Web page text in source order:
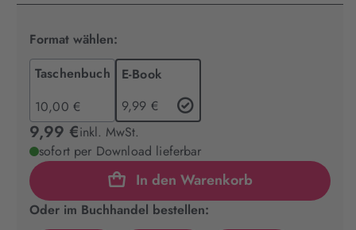
Format wählen:
Taschenbuch
10,00 €
E-Book
9,99 €
9,99 €inkl. MwSt.
sofort per Download lieferbar
In den Warenkorb
Oder im Buchhandel bestellen: